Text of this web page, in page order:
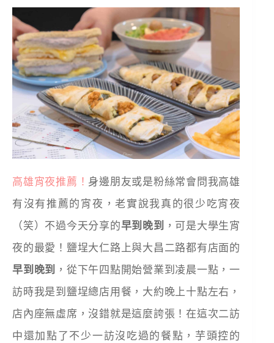
高雄宵夜推薦！ 身邊朋友或是粉絲常會問我高雄
有沒有推薦的宵夜，老實說我真的很少吃宵夜
（笑）不過今天分享的早到晚到 ，可是大學生宵
夜的最愛！鹽埕大仁路上與大昌二路都有店面的
早到晚到 ，從下午四點開始營業到凌晨一點，一
訪時我是到鹽埕總店用餐，大約晚上十點左右，
店內座無虛席，沒錯就是這麼誇張！在這次二訪
中還加點了不少一訪沒吃過的餐點，芋頭控的